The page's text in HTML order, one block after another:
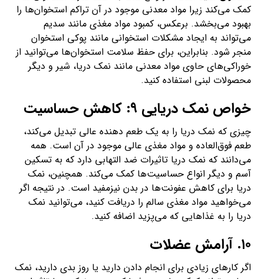
کمک می‌کند زیرا مواد معدنی موجود در آن تراکم استخوان‌ها را
بهبود می‌بخشد. برعکس، کمبود مواد مغذی مانند سدیم
می‌تواند به ایجاد مشکلات استخوانی مانند پوکی استخوان
منجر شود. بنابراین، برای حفظ سلامت استخوان‌ها می‌توانید از
خوراکی‌های حاوی مواد معدنی مانند نمک دریا، شیر و دیگر
محصولات لبنی استفاده کنید.
خواص نمک دریایی ۹: کاهش حساسیت
چیزی که نمک دریا را به یک طعم دهنده عالی تبدیل می‌کند،
طعم فوق‌العاده و مواد مغذی عالی موجود در آن است. همه
می‌دانند که نمک دریا تاثیرات ضد التهابی دارد که به تسکین
آسم و دیگر انواع حساسیت‌ها کمک می‌کند. همچنین، نمک
دریا برای کاهش عفونت‌ها در بدن نیزمفید است. در نتیجه اگر
می‌خواهید مواد مغذی سالم را دریافت کنید، می‌توانید نمک
دریا را به غذاهایی که می‌پزید اضافه کنید.
۱۰. آرامش عضلات
اگر کارهای زیادی برای انجام دادن دارید یا روز بدی دارید، نمک